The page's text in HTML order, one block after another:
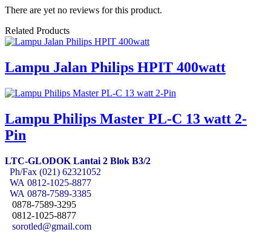
There are yet no reviews for this product.
Related Products
Lampu Jalan Philips HPIT 400watt
Lampu Philips Master PL-C 13 watt 2-
Pin
LTC-GLODOK Lantai 2 Blok B3/2
Ph/Fax (021) 62321052
WA 0812-1025-8877
WA 0878-7589-3385
0878-7589-3295
0812-1025-8877
sorotled@gmail.com